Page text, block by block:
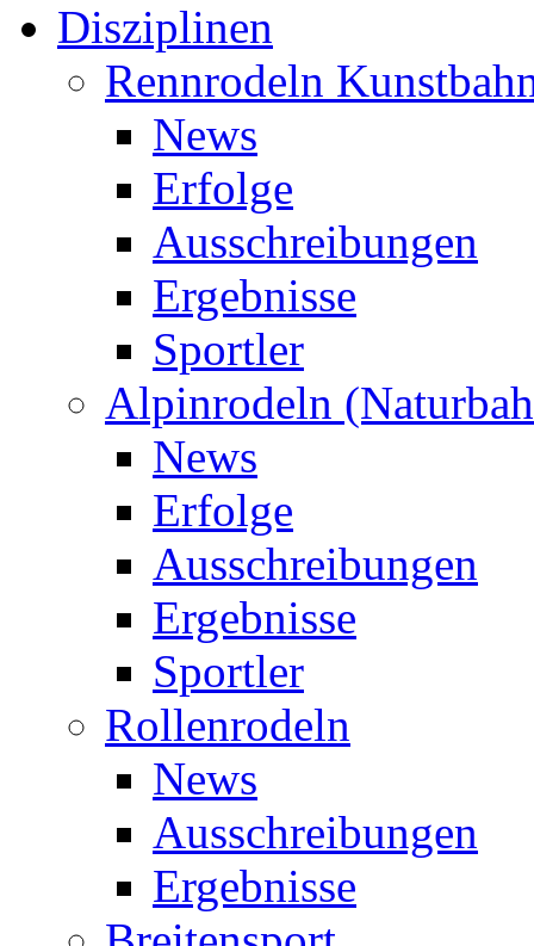
Disziplinen
Rennrodeln
News
Erfolge
Ausschreibungen
Ergebnisse
Sportler
Alpinrodeln
News
Erfolge
Ausschreibungen
Ergebnisse
Sportler
Rollenrodeln
News
Ausschreibungen
Ergebnisse